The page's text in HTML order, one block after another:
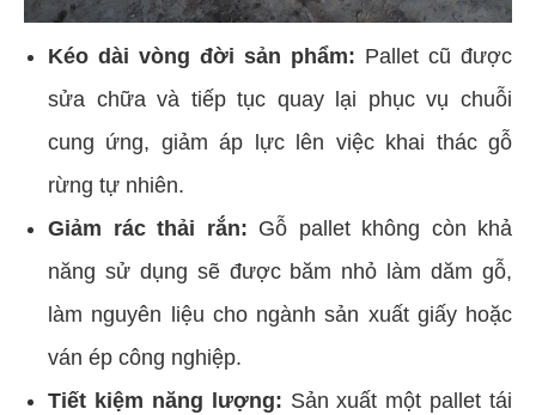
Kéo dài vòng đời sản phẩm: Pallet cũ được
sửa chữa và tiếp tục quay lại phục vụ chuỗi
cung ứng, giảm áp lực lên việc khai thác gỗ
rừng tự nhiên.
Giảm rác thải rắn: Gỗ pallet không còn khả
năng sử dụng sẽ được băm nhỏ làm dăm gỗ,
làm nguyên liệu cho ngành sản xuất giấy hoặc
ván ép công nghiệp.
Tiết kiệm năng lượng: Sản xuất một pallet tái